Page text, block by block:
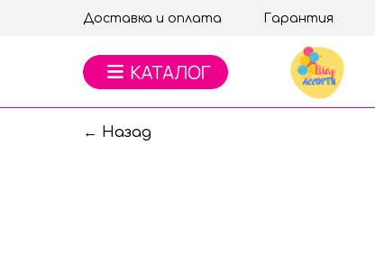
Доставка и оплата Гарантия
← Назад